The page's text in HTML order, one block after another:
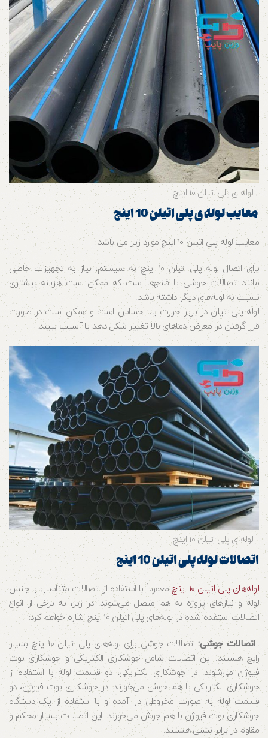
لوله ی پلی اتیلن 10 اینچ
معایب لوله ی پلی اتیلن 10 اینچ
معایب لوله پلی اتیلن 10 اینچ موارد زیر می باشد :
برای اتصال لوله پلی اتیلن 10 اینچ به سیستم، نیاز به تجهیزات خاصی
مانند اتصالات جوشی یا فلنج‌ها است که ممکن است هزینه بیشتری
نسبت به لوله‌های دیگر داشته باشد.
لوله پلی اتیلن در برابر حرارت بالا حساس است و ممکن است در صورت
قرار گرفتن در معرض دماهای بالا تغییر شکل دهد یا آسیب ببیند.
لوله ی پلی اتیلن 10 اینچ
اتصالات لوله پلی اتیلن 10 اینچ
لوله‌های پلی اتیلن 10 اینچ
معمولاً با استفاده از اتصالات متناسب با جنس
لوله و نیازهای پروژه به هم متصل می‌شوند. در زیر، به برخی از انواع
اتصالات استفاده شده در لوله‌های پلی اتیلن 10 اینچ اشاره خواهم کرد:
اتصالات جوشی:
اتصالات جوشی برای لوله‌های پلی اتیلن 10 اینچ بسیار
رایج هستند. این اتصالات شامل جوشکاری الکتریکی و جوشکاری بوت
فیوژن می‌شوند. در جوشکاری الکتریکی، دو قسمت لوله با استفاده از
جوشکاری الکتریکی با هم جوش می‌خورند. در جوشکاری بوت فیوژن، دو
قسمت لوله به صورت مخروطی در آمده و با استفاده از یک دستگاه
جوشکاری بوت فیوژن با هم جوش می‌خورند. این اتصالات بسیار محکم و
مقاوم در برابر نشتی هستند.